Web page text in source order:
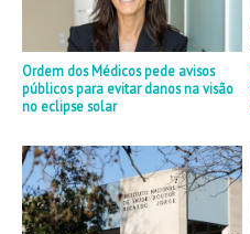
Ordem dos Médicos pede avisos
públicos para evitar danos na visão
no eclipse solar